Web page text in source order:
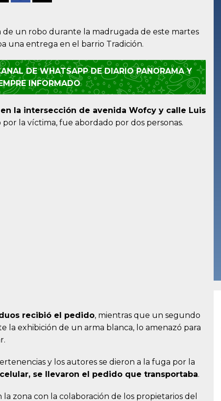
un robo durante la madrugada de este martes
una entrega en el barrio Tradición.
DE WHATSAPP DE DIARIO PANORAMA Y
INFORMADO
en la intersección de avenida Wofcy y calle Luis
la víctima, fue abordado por dos personas.
recibió el pedido, mientras que un segundo
la exhibición de un arma blanca, lo amenazó para
y los autores se dieron a la fuga por la
se llevaron el pedido que transportaba.
zona con la colaboración de los propietarios del